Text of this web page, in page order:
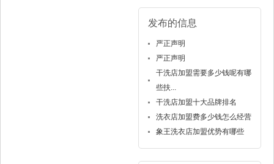
发布的信息
严正声明
严正声明
干洗店加盟需要多少钱呢有哪
些扶...
干洗店加盟十大品牌排名
洗衣店加盟费多少钱怎么经营
象王洗衣店加盟优势有哪些